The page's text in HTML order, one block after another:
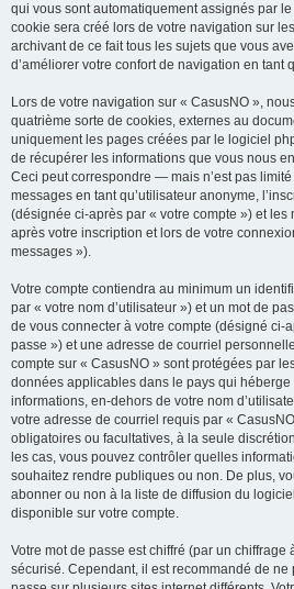
qui vous sont automatiquement assignés par
cookie sera créé lors de votre navigation sur
archivant de ce fait tous les sujets que vous
d’améliorer votre confort de navigation en tant
Lors de votre navigation sur « CasusNO »,
quatrième sorte de cookies, externes au
uniquement les pages créées par le logiciel
de récupérer les informations que vous nous
Ceci peut correspondre — mais n’est pas
messages en tant qu’utilisateur anonyme,
(désignée ci-après par « votre compte ») et
après votre inscription et lors de votre
messages »).
Votre compte contiendra au minimum un
par « votre nom d’utilisateur ») et un mot de
de vous connecter à votre compte (désigné ci-
passe ») et une adresse de courriel
compte sur « CasusNO » sont protégées par
données applicables dans le pays qui héberge
informations, en-dehors de votre nom
votre adresse de courriel requis par «
obligatoires ou facultatives, à la seule
les cas, vous pouvez contrôler quelles
souhaitez rendre publiques ou non. De plus,
abonner ou non à la liste de diffusion du
disponible sur votre compte.
Votre mot de passe est chiffré (par un chiffrage
sécurisé. Cependant, il est recommandé de ne